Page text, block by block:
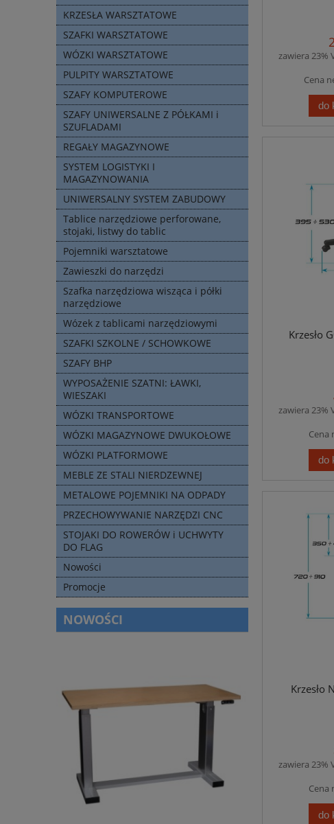
KRZESŁA WARSZTATOWE
SZAFKI WARSZTATOWE
WÓZKI WARSZTATOWE
PULPITY WARSZTATOWE
SZAFY KOMPUTEROWE
SZAFY UNIWERSALNE Z PÓŁKAMI i
SZUFLADAMI
REGAŁY MAGAZYNOWE
SYSTEM LOGISTYKI I
MAGAZYNOWANIA
UNIWERSALNY SYSTEM ZABUDOWY
Tablice narzędziowe perforowane,
stojaki, listwy do tablic
Pojemniki warsztatowe
Zawieszki do narzędzi
Szafka narzędziowa wisząca i półki
narzędziowe
Wózek z tablicami narzędziowymi
SZAFKI SZKOLNE / SCHOWKOWE
SZAFY BHP
WYPOSAŻENIE SZATNI: ŁAWKI,
WIESZAKI
WÓZKI TRANSPORTOWE
WÓZKI MAGAZYNOWE DWUKOŁOWE
WÓZKI PLATFORMOWE
MEBLE ZE STALI NIERDZEWNEJ
METALOWE POJEMNIKI NA ODPADY
PRZECHOWYWANIE NARZĘDZI CNC
STOJAKI DO ROWERÓW i UCHWYTY
DO FLAG
Nowości
Promocje
NOWOŚCI
zawiera 23%
Cena
do
Krzesło
zawiera 23%
Cena
do
Krzesło
zawiera 23%
Cena
do